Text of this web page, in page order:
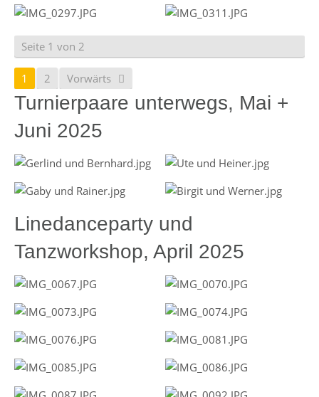
Seite 1 von 2
1 2 Vorwärts
Turnierpaare unterwegs, Mai +
Juni 2025
Linedanceparty und
Tanzworkshop, April 2025